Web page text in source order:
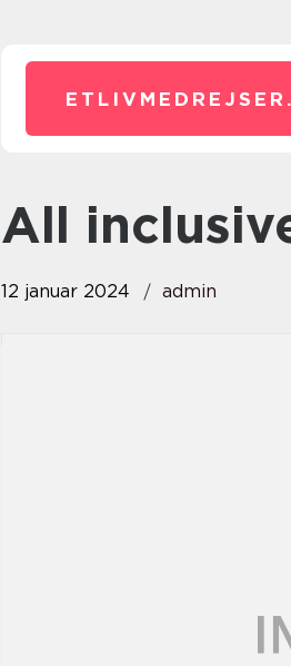
all
12 januar 2024 admin